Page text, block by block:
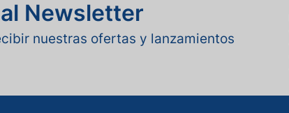
Newsletter
nuestras ofertas y lanzamientos